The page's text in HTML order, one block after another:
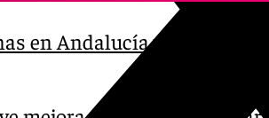
en Andalucía y vuelve a